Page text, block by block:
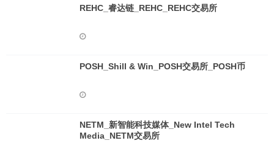
REHC_睿达链_REHC_REHC交易所
POSH_Shill & Win_POSH交易所_POSH币
NETM_新智能科技媒体_New Intel Tech
Media_NETM交易所